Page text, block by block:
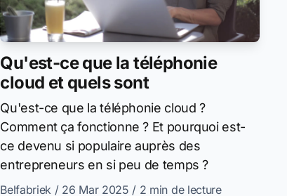
Qu'est-ce que la téléphonie
cloud et quels sont
Qu'est-ce que la téléphonie cloud ?
Comment ça fonctionne ? Et pourquoi est-
ce devenu si populaire auprès des
entrepreneurs en si peu de temps ?
Belfabriek / 26 Mar 2025 / 2 min de lecture